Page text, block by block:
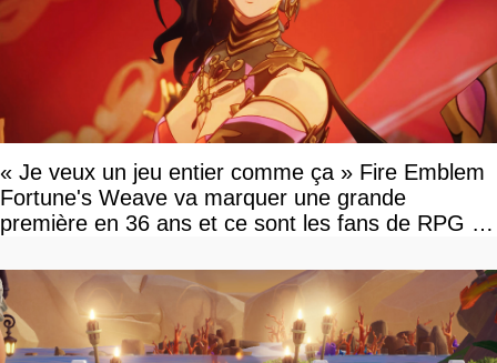
« Je veux un jeu entier comme ça » Fire Emblem
Fortune's Weave va marquer une grande
première en 36 ans et ce sont les fans de RPG en